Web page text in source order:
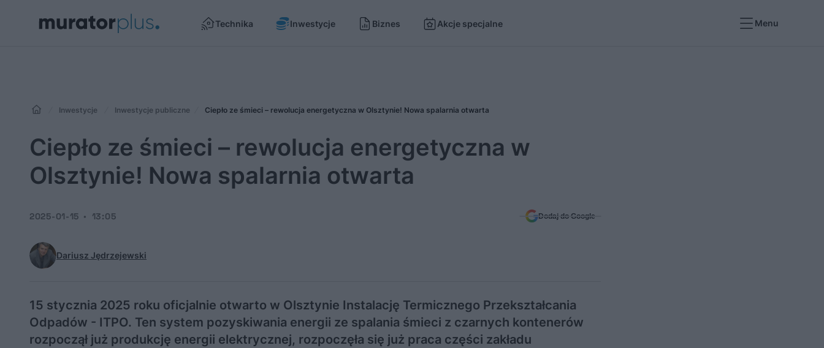
Technika Inwestycje Biznes Akcje specjalne Menu
Inwestycje Inwestycje publiczne Ciepło ze śmieci – rewolucja energetyczna w Olsztynie! Nowa spalarnia otwarta
Ciepło ze śmieci – rewolucja energetyczna w
Olsztynie! Nowa spalarnia otwarta
Dariusz Jędrzejewski
2025-01-15 13:05 Dodaj do Google
15 stycznia 2025 roku oficjalnie otwarto w Olsztynie Instalację Termicznego Przekształcania
Odpadów - ITPO. Ten system pozyskiwania energii ze spalania śmieci z czarnych kontenerów
rozpoczął już produkcję energii elektrycznej, rozpoczęła się już praca części zakładu